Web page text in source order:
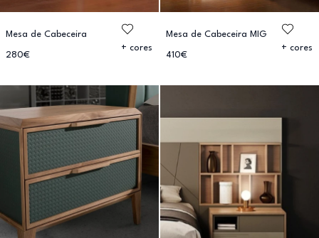
Mesa de Cabeceira
280€
+ cores
Mesa de Cabeceira MIG
410€
+ cores